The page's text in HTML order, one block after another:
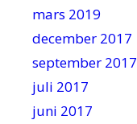
mars 2019
december 2017
september 2017
juli 2017
juni 2017